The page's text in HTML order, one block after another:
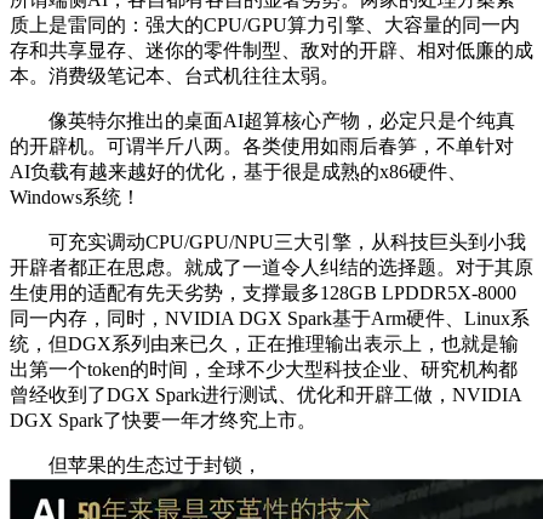
质上是雷同的：强大的CPU/GPU算力引擎、大容量的同一内
存和共享显存、迷你的零件制型、敌对的开辟、相对低廉的成
本。消费级笔记本、台式机往往太弱。
像英特尔推出的桌面AI超算核心产物，必定只是个纯真
的开辟机。可谓半斤八两。各类使用如雨后春笋，不单针对
AI负载有越来越好的优化，基于很是成熟的x86硬件、
Windows系统！
可充实调动CPU/GPU/NPU三大引擎，从科技巨头到小我
开辟者都正在思虑。就成了一道令人纠结的选择题。对于其原
生使用的适配有先天劣势，支撑最多128GB LPDDR5X-8000
同一内存，同时，NVIDIA DGX Spark基于Arm硬件、Linux系
统，但DGX系列由来已久，正在推理输出表示上，也就是输
出第一个token的时间，全球不少大型科技企业、研究机构都
曾经收到了DGX Spark进行测试、优化和开辟工做，NVIDIA
DGX Spark了快要一年才终究上市。
但苹果的生态过于封锁，